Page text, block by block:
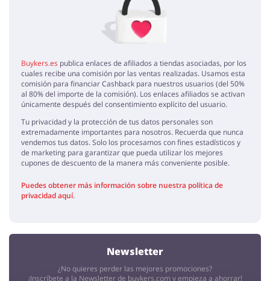
Buykers.es publica enlaces de afiliados a tiendas asociadas, por los
cuales recibe una comisión por las ventas realizadas. Usamos esta
comisión para financiar Cashback para nuestros usuarios (del 50%
al 80% del importe de la comisión). Los enlaces afiliados se activan
únicamente después del consentimiento explícito del usuario.
Tu privacidad y la protección de tus datos personales son
extremadamente importantes para nosotros. Recuerda que nunca
vendemos tus datos. Solo los procesamos con fines estadísticos y
de marketing para garantizar que pueda utilizar los mejores
cupones de descuento de la manera más conveniente posible.
Puedes obtener más información sobre nuestra política de
privacidad aquí.
Newsletter
¿No quieres perder las mejores promociones?
¡Inscríbete a la Newsletter de buykers.com y empieza a ahorrar!